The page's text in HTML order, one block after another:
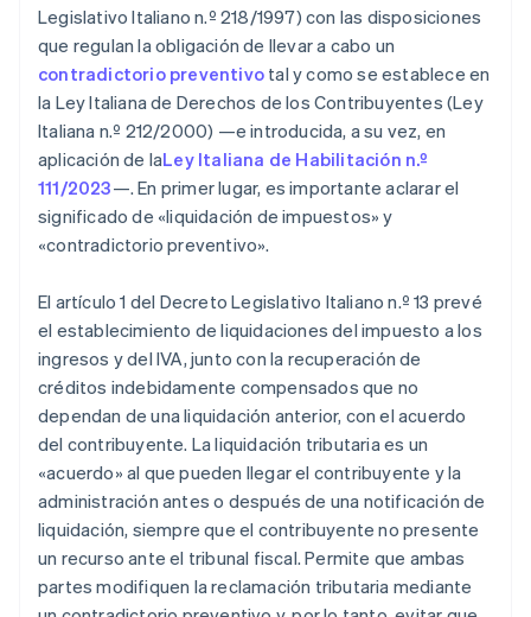
Legislativo Italiano n.º 218/1997) con las disposiciones
que regulan la obligación de llevar a cabo un
contradictorio preventivo tal y como se establece en
la Ley Italiana de Derechos de los Contribuyentes (Ley
Italiana n.º 212/2000) —e introducida, a su vez, en
aplicación de laLey Italiana de Habilitación n.º
111/2023—. En primer lugar, es importante aclarar el
significado de «liquidación de impuestos» y
«contradictorio preventivo».
El artículo 1 del Decreto Legislativo Italiano n.º 13 prevé
el establecimiento de liquidaciones del impuesto a los
ingresos y del IVA, junto con la recuperación de
créditos indebidamente compensados que no
dependan de una liquidación anterior, con el acuerdo
del contribuyente. La liquidación tributaria es un
«acuerdo» al que pueden llegar el contribuyente y la
administración antes o después de una notificación de
liquidación, siempre que el contribuyente no presente
un recurso ante el tribunal fiscal. Permite que ambas
partes modifiquen la reclamación tributaria mediante